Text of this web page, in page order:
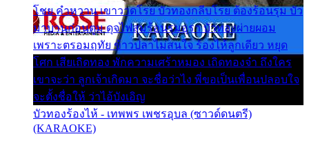
โชย คำหวาน เขาวาดโรย บัวทองกลีบโรย ต้องร้อนรุม บัว
มาบานก่อนตูม ดุจไฟสุมร้อนรุมอุรา บัวทองผ่ายผอม
เพราะตรอมฤทัย ข้าวปลาไม่สนใจ ร้องไห้ลูกเดียว หยุด
โศก เสียเถิดทอง พักความเศร้าหมอง เถิดทองจ๋า ถึงใคร
เขาจะว่า ลูกเจ้าเกิดมา จะชื่อว่าไง พี่ขอเป็นเพื่อนปลอบใจ
จะตั้งชื่อให้ ว่าไอ้บังเอิญ
บัวทองร้องไห้ - เทพพร เพชรอุบล (ซาวด์ดนตรี)
(KARAOKE)